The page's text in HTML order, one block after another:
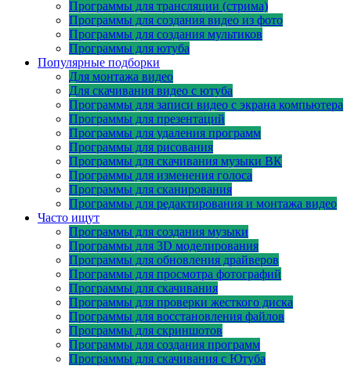
Программы для трансляции (стрима)
Программы для создания видео из фото
Программы для создания мультиков
Программы для ютуба
Популярные подборки
Для монтажа видео
Для скачивания видео с ютуба
Программы для записи видео с экрана компьютера
Программы для презентаций
Программы для удаления программ
Программы для рисования
Программы для скачивания музыки ВК
Программы для изменения голоса
Программы для сканирования
Программы для редактирования и монтажа видео
Часто ищут
Программы для создания музыки
Программы для 3D моделирования
Программы для обновления драйверов
Программы для просмотра фотографий
Программы для скачивания
Программы для проверки жесткого диска
Программы для восстановления файлов
Программы для скриншотов
Программы для создания программ
Программы для скачивания с Ютуба